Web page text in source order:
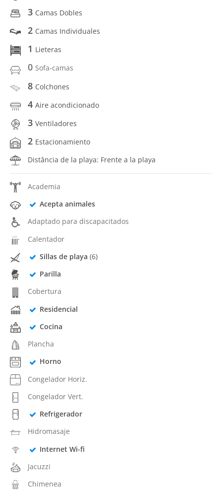
3 Camas Dobles
2 Camas Individuales
1 Lieteras
0 Sofa-camas
8 Colchones
4 Aire acondicionado
3 Ventiladores
2 Estacionamiento
Distância de la playa: Frente a la playa
Academia
Acepta animales
Adaptado para discapacitados
Calentador
Sillas de playa (6)
Parilla
Cobertura
Residencial
Cocina
Plancha
Horno
Congelador Horiz.
Congelador Vert.
Refrigerador
Hidromasaje
Internet Wi-fi
Jacuzzi
Chimenea